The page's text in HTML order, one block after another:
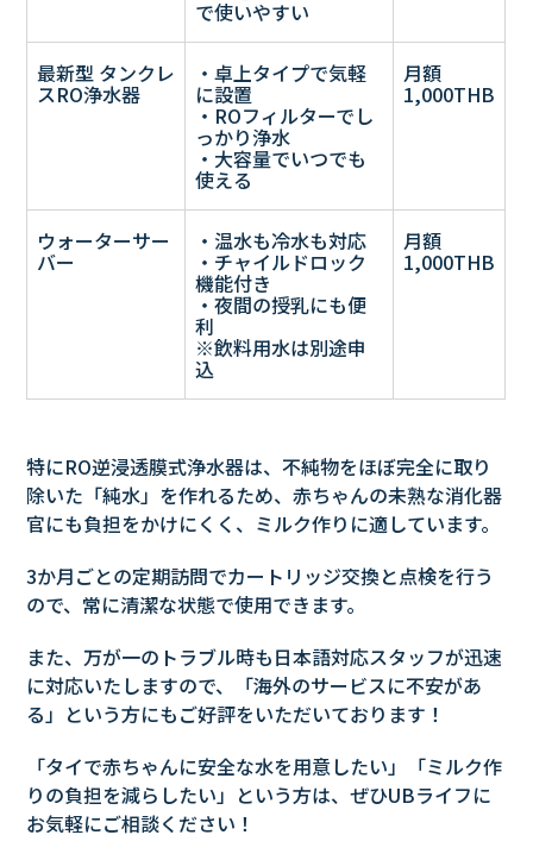
で使いやすい
最新型 タンクレ
スRO浄水器
・卓上タイプで気軽
に設置
・ROフィルターでし
っかり浄水
・大容量でいつでも
使える
月額
1,000THB
ウォーターサー
バー
・温水も冷水も対応
・チャイルドロック
機能付き
・夜間の授乳にも便
利
※飲料用水は別途申
込
月額
1,000THB
特にRO逆浸透膜式浄水器は、不純物をほぼ完全に取り
除いた「純水」を作れるため、赤ちゃんの未熟な消化器
官にも負担をかけにくく、ミルク作りに適しています。
3か月ごとの定期訪問でカートリッジ交換と点検を行う
ので、常に清潔な状態で使用できます。
また、万が一のトラブル時も日本語対応スタッフが迅速
に対応いたしますので、「海外のサービスに不安があ
る」という方にもご好評をいただいております！
「タイで赤ちゃんに安全な水を用意したい」「ミルク作
りの負担を減らしたい」という方は、ぜひUBライフに
お気軽にご相談ください！